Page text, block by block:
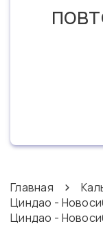
Главная
Циндао -
Циндао -